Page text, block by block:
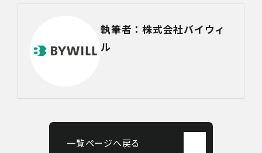
執筆者：株式会社バイウィ
ル
一覧ページへ戻る